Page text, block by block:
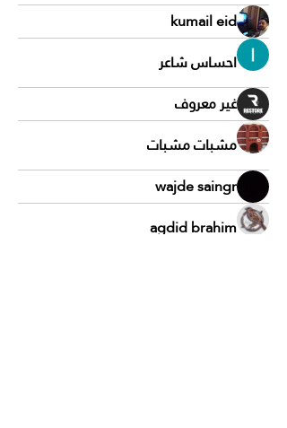
kumail eid
احساس شاعر
غير معروف
مشبات مشبات
wajde saingr
agdid brahim